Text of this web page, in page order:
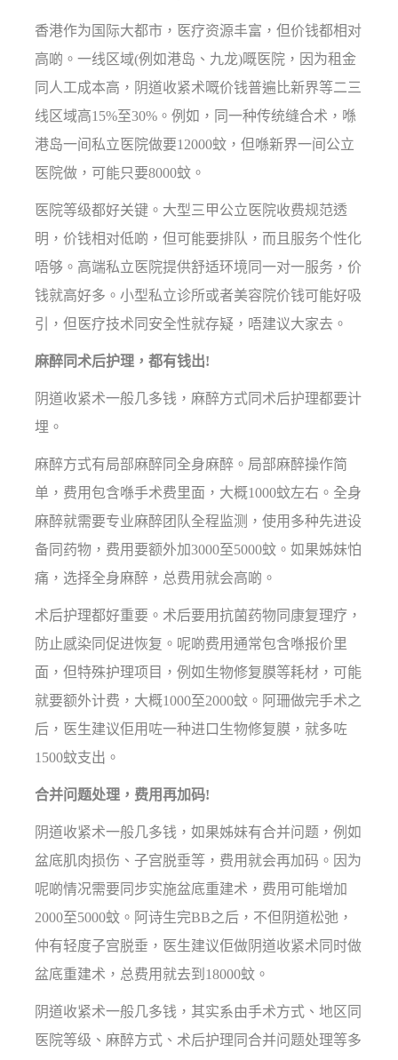
香港作为国际大都市，医疗资源丰富，但价钱都相对
高啲。一线区域(例如港岛、九龙)嘅医院，因为租金
同人工成本高，阴道收紧术嘅价钱普遍比新界等二三
线区域高15%至30%。例如，同一种传统缝合术，喺
港岛一间私立医院做要12000蚊，但喺新界一间公立
医院做，可能只要8000蚊。
医院等级都好关键。大型三甲公立医院收费规范透
明，价钱相对低啲，但可能要排队，而且服务个性化
唔够。高端私立医院提供舒适环境同一对一服务，价
钱就高好多。小型私立诊所或者美容院价钱可能好吸
引，但医疗技术同安全性就存疑，唔建议大家去。
麻醉同术后护理，都有钱出!
阴道收紧术一般几多钱，麻醉方式同术后护理都要计
埋。
麻醉方式有局部麻醉同全身麻醉。局部麻醉操作简
单，费用包含喺手术费里面，大概1000蚊左右。全身
麻醉就需要专业麻醉团队全程监测，使用多种先进设
备同药物，费用要额外加3000至5000蚊。如果姊妹怕
痛，选择全身麻醉，总费用就会高啲。
术后护理都好重要。术后要用抗菌药物同康复理疗，
防止感染同促进恢复。呢啲费用通常包含喺报价里
面，但特殊护理项目，例如生物修复膜等耗材，可能
就要额外计费，大概1000至2000蚊。阿珊做完手术之
后，医生建议佢用咗一种进口生物修复膜，就多咗
1500蚊支出。
合并问题处理，费用再加码!
阴道收紧术一般几多钱，如果姊妹有合并问题，例如
盆底肌肉损伤、子宫脱垂等，费用就会再加码。因为
呢啲情况需要同步实施盆底重建术，费用可能增加
2000至5000蚊。阿诗生完BB之后，不但阴道松弛，
仲有轻度子宫脱垂，医生建议佢做阴道收紧术同时做
盆底重建术，总费用就去到18000蚊。
阴道收紧术一般几多钱，其实系由手术方式、地区同
医院等级、麻醉方式、术后护理同合并问题处理等多